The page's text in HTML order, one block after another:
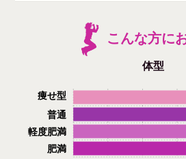
こんな方に
体型
肥満
軽度肥満
普通
痩せ型